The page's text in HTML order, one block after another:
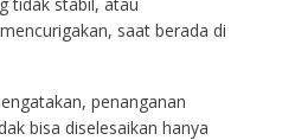
saat berada di
penanganan
bisa diselesaikan hanya